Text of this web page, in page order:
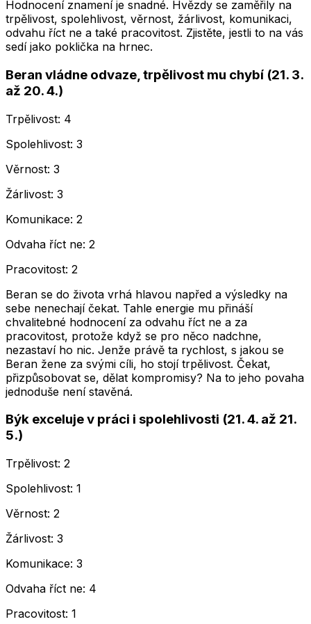
Hodnocení znamení je snadné. Hvězdy se zaměřily na
trpělivost, spolehlivost, věrnost, žárlivost, komunikaci,
odvahu říct ne a také pracovitost. Zjistěte, jestli to na vás
sedí jako poklička na hrnec.
Beran vládne odvaze, trpělivost mu chybí (21. 3.
až 20. 4.)
Trpělivost: 4
Spolehlivost: 3
Věrnost: 3
Žárlivost: 3
Komunikace: 2
Odvaha říct ne: 2
Pracovitost: 2
Beran se do života vrhá hlavou napřed a výsledky na
sebe nenechají čekat. Tahle energie mu přináší
chvalitebné hodnocení za odvahu říct ne a za
pracovitost, protože když se pro něco nadchne,
nezastaví ho nic. Jenže právě ta rychlost, s jakou se
Beran žene za svými cíli, ho stojí trpělivost. Čekat,
přizpůsobovat se, dělat kompromisy? Na to jeho povaha
jednoduše není stavěná.
Býk exceluje v práci i spolehlivosti (21. 4. až 21.
5.)
Trpělivost: 2
Spolehlivost: 1
Věrnost: 2
Žárlivost: 3
Komunikace: 3
Odvaha říct ne: 4
Pracovitost: 1